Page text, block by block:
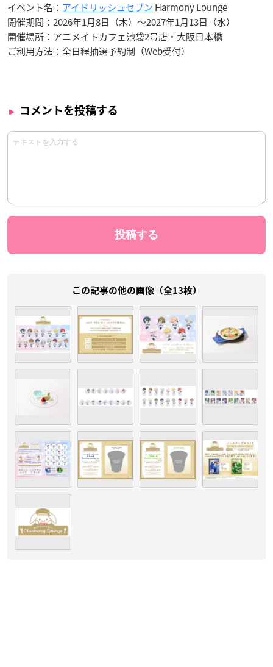
イベント名： アイドリッシュセブン Harmony Lounge
開催期間：2026年1月8日（木）〜2027年1月13日（水）
開催場所：アニメイトカフェ池袋2号店・大阪日本橋
ご利用方法：全日程抽選予約制（Web受付）
コメントを投稿する
この記事の他の画像（全13枚）